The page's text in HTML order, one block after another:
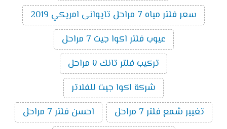
سعر فلتر مياه 7 مراحل تايوانى امريكي 2019
عيوب فلتر اكوا جيت 7 مراحل
تركيب فلتر تانك ٧ مراحل
شركة اكوا جيت للفلاتر
تغيير شمع فلتر 7 مراحل
احسن فلتر 7 مراحل